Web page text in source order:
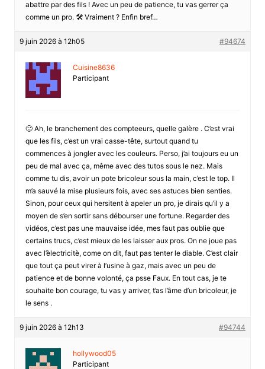
abattre par des fils ! Avec un peu de patience, tu vas gerrer ça
comme un pro. 🛠️ Vraiment ? Enfin bref…
9 juin 2026 à 12h05 #94674
Cuisine8636
Participant
🙂 Ah, le branchement des compteeurs, quelle galère . C’est vrai
que les fils, c’est un vrai casse-tête, surtout quand tu
commences à jongler avec les couleurs. Perso, j’ai toujours eu un
peu de mal avec ça, même avec des tutos sous le nez. Mais
comme tu dis, avoir un pote bricoleur sous la main, c’est le top. Il
m’a sauvé la mise plusieurs fois, avec ses astuces bien senties.
Sinon, pour ceux qui hersitent à apeler un pro, je dirais qu’il y a
moyen de s’en sortir sans débourser une fortune. Regarder des
vidéos, c’est pas une mauvaise idée, mes faut pas oublie que
certains trucs, c’est mieux de les laisser aux pros. On ne joue pas
avec l’èlectricitè, come on dit, faut pas tenter le diable. C’est clair
que tout ça peut virer à l’usine à gaz, mais avec un peu de
patience et de bonne volonté, ça psse Faux. En tout cas, je te
souhaite bon courage, tu vas y arriver, t’as l’âme d’un bricoleur, je
le sens .
9 juin 2026 à 12h13 #94744
hollywood05
Participant